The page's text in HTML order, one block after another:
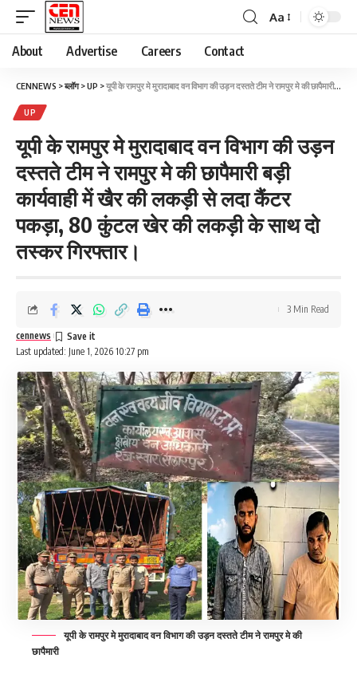
Aa
About Advertise Careers Contact
CENNEWS >ब्लॉग>UP >यूपी के रामपुर मे मुरादाबाद वन विभाग की उड़न दस्तते टीम ने रामपुर मे की छापैमारी बड़ी कार्यवाही में खैर की लकड़ी से लदा कैंटर पकड़ा, 80 कुंटल खेर की लकड़ी के साथ दो तस्कर गिरफ्तार।
UP
यूपी के रामपुर मे मुरादाबाद वन विभाग की उड़न
दस्तते टीम ने रामपुर मे की छापैमारी बड़ी
कार्यवाही में खैर की लकड़ी से लदा कैंटर
पकड़ा, 80 कुंटल खेर की लकड़ी के साथ दो
तस्कर गिरफ्तार।
Last updated: June 1, 2026 10:27 pm
cennews
3 Min Read
यूपी के रामपुर मे मुरादाबाद वन विभाग की उड़न दस्तते टीम ने रामपुर मे की
छापैमारी